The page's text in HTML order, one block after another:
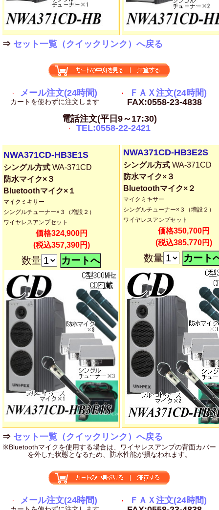
⇒ セット一覧（クイックリンク）へ戻る
メール注文(24時間)
カートを使わずに注文します
ＦＡＸ注文(24時間)
FAX:0558-23-4838
電話注文(平日9～17:30)
TEL:0558-22-2421
NWA371CD-HB3E1S
シングル方式 WA-371CD
防水マイク×３
Bluetoothマイク×１
マイクミキサー
シングルチューナー×３（増設２）
ワイヤレスアンプセット
価格324,900円
(税込357,390円)
数量
NWA371CD-HB3E2S
シングル方式 WA-371CD
防水マイク×３
Bluetoothマイク×２
マイクミキサー
シングルチューナー×３（増設２）
ワイヤレスアンプセット
価格350,700円
(税込385,770円)
数量
⇒ セット一覧（クイックリンク）へ戻る
※Bluetoothマイクを使用する場合は、ワイヤレスアンプの背面カバー
を外した状態となるため、防水性能が損なわれます。
メール注文(24時間)
ＦＡＸ注文(24時間)